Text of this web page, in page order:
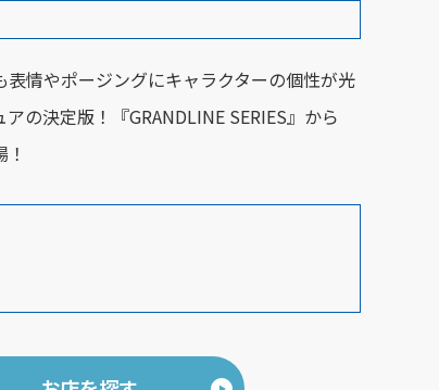
表情やポージングにキャラクターの個性が光
の決定版！『GRANDLINE SERIES』から